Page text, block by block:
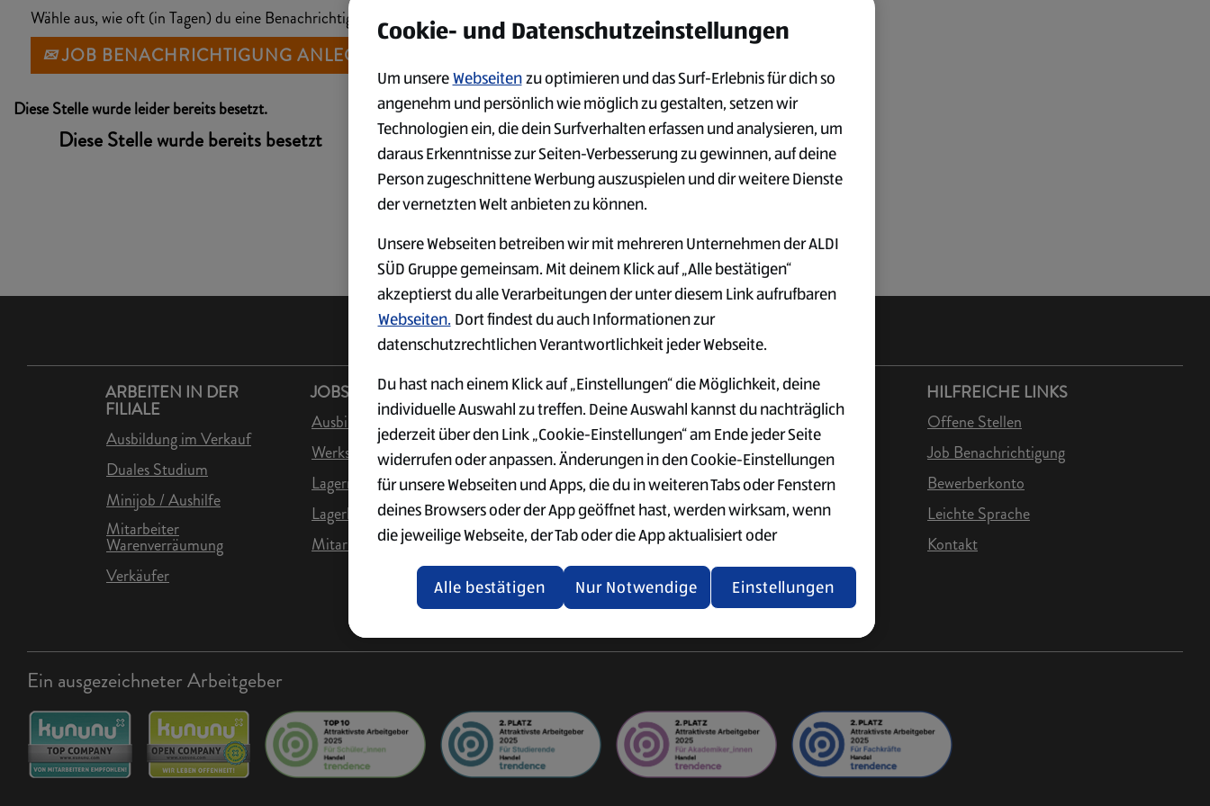
Wähle aus, wie oft (in Tagen) du eine Benachrichtigung erhalten möchtest:
JOB BENACHRICHTIGUNG ANLEGEN
Diese Stelle wurde leider bereits besetzt.
Diese Stelle wurde bereits besetzt
ARBEITEN IN DER
FILIALE
Ausbildung im Verkauf
Duales Studium
Minijob / Aushilfe
Mitarbeiter
Warenverräumung
Verkäufer
JOBS IM LAGER
Ausbildung in der Logistik
Werkstudent Logistik
Lagermitarbeiter
Lagerhelfer
Mitarbeiter Logistik
JOBS IN DER
VERWALTUNG
Ausbildung im Büro
Einkauf & Qualitätswesen
Supply Chain Management
IT
Einstiegsmöglichkeiten
ARBEITGEBER ALDI
SÜD
Vorteile
Gehalt
Standorte
Bewerbung
Internationale Karriere
HILFREICHE LINKS
Offene Stellen
Job Benachrichtigung
Bewerberkonto
Leichte Sprache
Kontakt
Ein ausgezeichneter Arbeitgeber
Cookie- und Datenschutzeinstellungen
Um unsereWebseitenzu optimieren und das Surf-Erlebnis für dich so
angenehm und persönlich wie möglich zu gestalten, setzen wir
Technologien ein, die dein Surfverhalten erfassen und analysieren, um
daraus Erkenntnisse zur Seiten-Verbesserung zu gewinnen, auf deine
Person zugeschnittene Werbung auszuspielen und dir weitere Dienste
der vernetzten Welt anbieten zu können.
Unsere Webseiten betreiben wir mit mehreren Unternehmen der ALDI
SÜD Gruppe gemeinsam. Mit deinem Klick auf „Alle bestätigen“
akzeptierst du alle Verarbeitungen der unter diesem Link aufrufbaren
Webseiten. Dort findest du auch Informationen zur
datenschutzrechtlichen Verantwortlichkeit jeder Webseite.
Du hast nach einem Klick auf „Einstellungen“ die Möglichkeit, deine
individuelle Auswahl zu treffen. Deine Auswahl kannst du nachträglich
jederzeit über den Link „Cookie-Einstellungen“ am Ende jeder Seite
widerrufen oder anpassen. Änderungen in den Cookie-Einstellungen
für unsere Webseiten und Apps, die du in weiteren Tabs oder Fenstern
deines Browsers oder der App geöffnet hast, werden wirksam, wenn
die jeweilige Webseite, der Tab oder die App aktualisiert oder
geschlossen und anschließend wieder geöffnet werden.
Weitere Informationen stellen wir dir in unserer Datenschutzerklärung
Einstellungen
Nur Notwendige
Alle bestätigen